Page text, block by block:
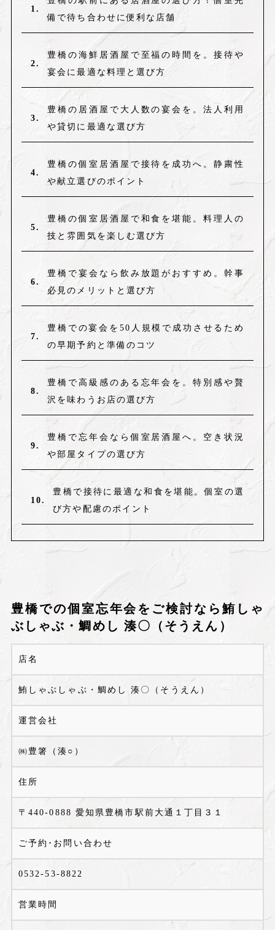
備で待ち合わせに便利な店舗
豊橋の海鮮居酒屋で至福の時間を。接待や
宴会に最適な料理と選び方
豊橋の居酒屋で大人数の宴会を。法人利用
や貸切に最適な選び方
豊橋の個室居酒屋で接待を成功へ。静粛性
や献立選びのポイント
豊橋の個室居酒屋で和食を堪能。料理人の
技と雰囲気を楽しむ選び方
豊橋で宴会なら飲み放題がおすすめ。幹事
必見のメリットと選び方
豊橋での宴会を50人規模で成功させるため
の早期予約と準備のコツ
豊橋で高級感のある忘年会を。特別感や贅
沢を味わうお店の選び方
豊橋で忘年会なら個室居酒屋へ。空き状況
や部屋タイプの選び方
豊橋で接待に最適な和食を堪能。個室の選
び方や配慮のポイント
豊橋での個室忘年会をご検討なら鮪しゃ
ぶしゃぶ・鯛めし 湊〇（そうえん）
店名
鮪しゃぶしゃぶ・鯛めし 湊〇（そうえん）
運営会社
㈱豊箸（湊○）
住所
〒440-0888 愛知県豊橋市駅前大通１丁目３１
ご予約･お問い合わせ
0532-53-8822
営業時間